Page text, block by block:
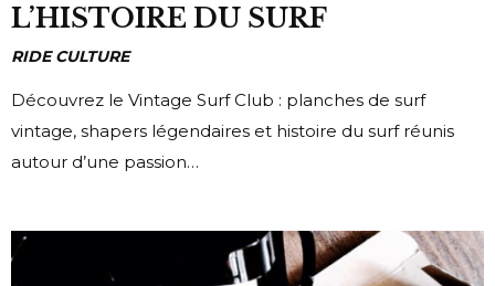
L’HISTOIRE DU SURF
RIDE CULTURE
Découvrez le Vintage Surf Club : planches de surf
vintage, shapers légendaires et histoire du surf réunis
autour d’une passion…